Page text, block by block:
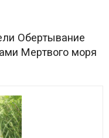
Обертывание
Мертвого моря